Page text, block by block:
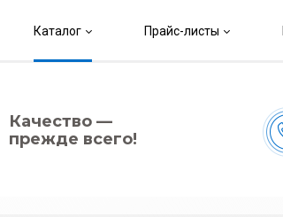
Каталог Прайс-листы
Качество —
прежде всего!